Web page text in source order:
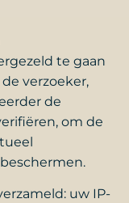
te gaan
verzoeker,
de
om de
uw IP-